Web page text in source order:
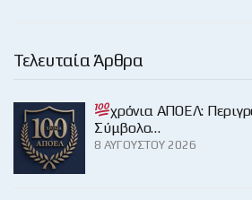
Τελευταία Άρθρα
χρόνια ΑΠΟΕΛ:
Σύμβολο…
8 ΑΥΓΟΎΣΤΟΥ 2026